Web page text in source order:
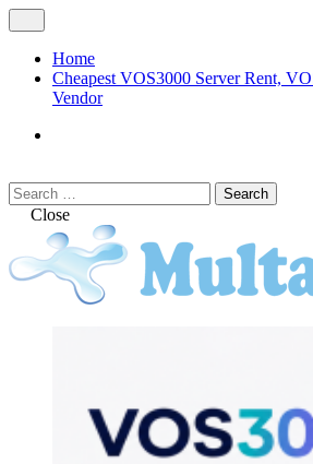
Skip
to
content
Menu
Home
Cheapest VOS3000 Server Rent,
Vendor
Search
Search
for:Close